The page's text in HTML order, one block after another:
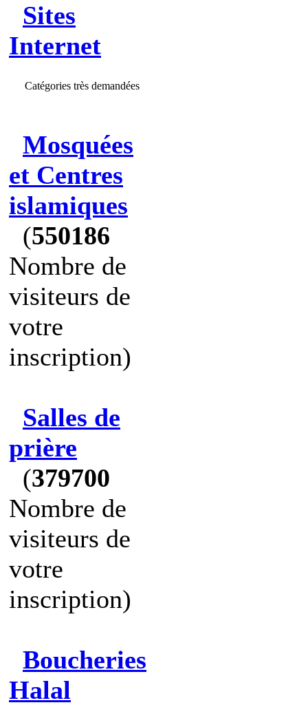
Sites
Internet
Catégories très demandées
Mosquées
et Centres
islamiques
(550186
Nombre de
visiteurs de
votre
inscription)
Salles de
prière
(379700
Nombre de
visiteurs de
votre
inscription)
Boucheries
Halal